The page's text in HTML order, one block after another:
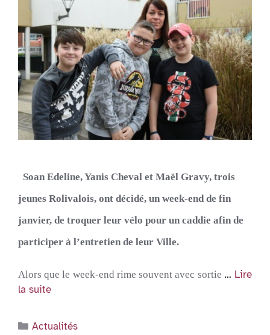
Soan Edeline, Yanis Cheval et Maël Gravy, trois
jeunes Rolivalois, ont décidé, un week-end de fin
janvier, de troquer leur vélo pour un caddie afin de
participer à l’entretien de leur Ville.
Alors que le week-end rime souvent avec sortie … Lire
la suite
Catégories
Actualités